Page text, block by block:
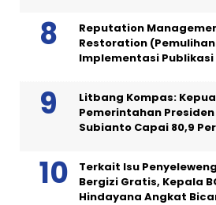
Reputation
Restoration
Implementasi Publikasi
Litbang Kompas:
Pemerintahan
Subianto Capai 80,9
Terkait Isu
Bergizi Gratis, Kepala
Hindayana Angkat